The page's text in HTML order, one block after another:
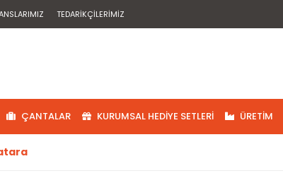
TEDARIKÇILERIMIZ
ÇANTALAR KURUMSAL HEDIYE SETLERI ÜRETIM